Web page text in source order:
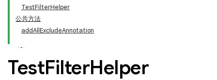
TestFilterHelper
公共方法
addAllExcludeAnnotation
TestFilterHelper